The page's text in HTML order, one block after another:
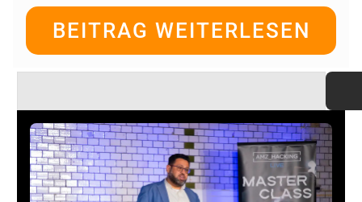
Tools wie Midjourney ,DALL·E oderPhotoshopmit
FBA-Produktenrechtlich problematisch sein.
Vorteile:
schnelle Umsetzung
BEITRAG WEITERLESEN